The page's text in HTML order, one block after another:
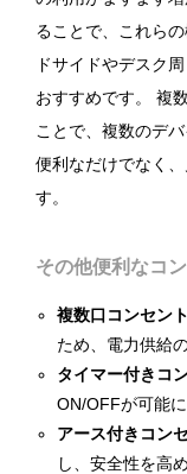
ることで、これら
ドサイドやデスク
おすすめです。 複
ことで、複数のデ
便利なだけでなく
す。
その他便利なコ
複数口コンセン
ため、電力供給
タイマー付きコ
ON/OFFが可能
アース付きコン
し、安全性を高